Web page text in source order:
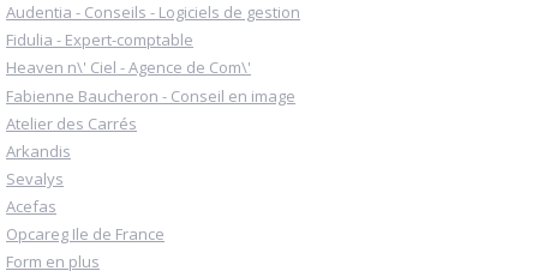
Audentia - Conseils - Logiciels de gestion
Fidulia - Expert-comptable
Heaven n\' Ciel - Agence de Com\'
Fabienne Baucheron - Conseil en image
Atelier des Carrés
Arkandis
Sevalys
Acefas
Opcareg Ile de France
Form en plus